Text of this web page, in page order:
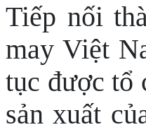
Tiếp nối
may Việt
tục được tổ
sản xuất